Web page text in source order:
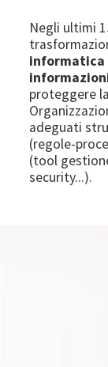
Negli ultimi
informatica
proteggere
adeguati
(regole-
(tool
security...).